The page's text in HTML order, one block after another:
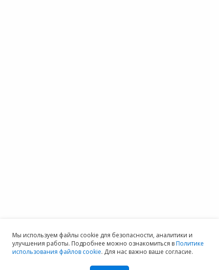
Мы используем файлы cookie для безопасности, аналитики и
улучшения работы. Подробнее можно ознакомиться вПолитике
использования файлов cookie. Для нас важно ваше согласие.